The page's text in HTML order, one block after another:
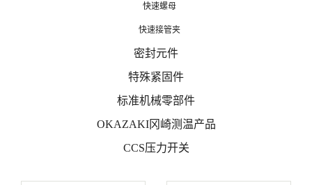
快速螺母
快速接管夹
密封元件
特殊紧固件
标准机械零部件
OKAZAKI冈崎测温产品
CCS压力开关